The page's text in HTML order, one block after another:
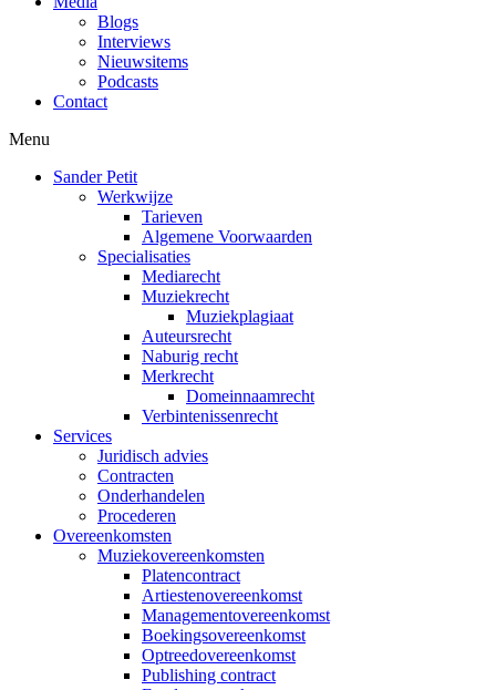
Blogs
Interviews
Nieuwsitems
Podcasts
Contact
Menu
Sander Petit
Werkwijze
Tarieven
Algemene Voorwaarden
Specialisaties
Mediarecht
Muziekrecht
Muziekplagiaat
Auteursrecht
Naburig recht
Merkrecht
Domeinnaamrecht
Verbintenissenrecht
Services
Juridisch advies
Contracten
Onderhandelen
Procederen
Overeenkomsten
Muziekovereenkomsten
Platencontract
Artiestenovereenkomst
Managementovereenkomst
Boekingsovereenkomst
Optreedovereenkomst
Publishing contract